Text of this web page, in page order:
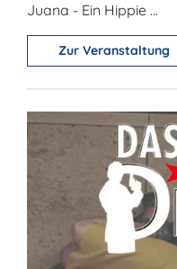
Juana - Ein Hippie ...
Zur Veranstaltung